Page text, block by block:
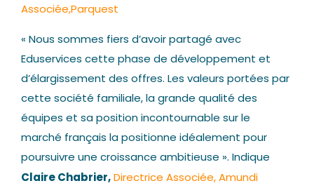
Associée,Parquest
« Nous sommes fiers d’avoir partagé avec
Eduservices cette phase de développement et
d’élargissement des offres. Les valeurs portées par
cette société familiale, la grande qualité des
équipes et sa position incontournable sur le
marché français la positionne idéalement pour
poursuivre une croissance ambitieuse ». Indique
Claire Chabrier,Directrice Associée, Amundi